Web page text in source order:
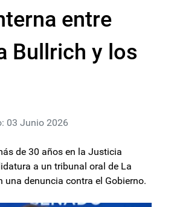
entre
Bullrich y los
03 Junio 2026
de 30 años en la Justicia
a un tribunal oral de La
una denuncia contra el Gobierno.